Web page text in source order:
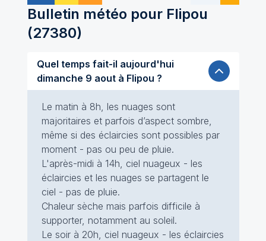
Bulletin météo pour Flipou
(27380)
Quel temps fait-il aujourd'hui
dimanche 9 aout à Flipou ?
Le matin à 8h, les nuages sont
majoritaires et parfois d’aspect sombre,
même si des éclaircies sont possibles par
moment - pas ou peu de pluie.
L'après-midi à 14h, ciel nuageux - les
éclaircies et les nuages se partagent le
ciel - pas de pluie.
Chaleur sèche mais parfois difficile à
supporter, notamment au soleil.
Le soir à 20h, ciel nuageux - les éclaircies